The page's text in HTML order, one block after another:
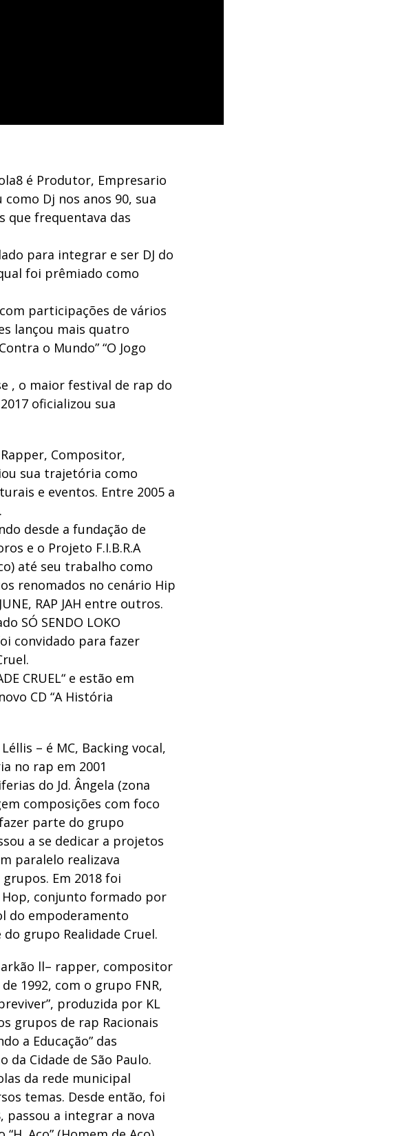
é Produtor, Empresario
como Dj nos anos 90, sua
que frequentava das
para integrar e ser DJ do
foi prêmiado como
participações de vários
lançou mais quatro
o Mundo” “O Jogo
, o maior festival de rap do
oficializou sua
Compositor,
sua trajetória como
e eventos. Entre 2005 a
desde a fundação de
e o Projeto F.I.B.R.A
até seu trabalho como
renomados no cenário Hip
RAP JAH entre outros.
SÓ SENDO LOKO
convidado para fazer
CRUEL“ e estão em
CD “A História
– é MC, Backing vocal,
no rap em 2001
do Jd. Ângela (zona
composições com foco
parte do grupo
a se dedicar a projetos
paralelo realizava
Em 2018 foi
conjunto formado por
do empoderamento
grupo Realidade Cruel.
ll– rapper, compositor
1992, com o grupo FNR,
produzida por KL
grupos de rap Racionais
a Educação” das
da Cidade de São Paulo.
da rede municipal
temas. Desde então, foi
passou a integrar a nova